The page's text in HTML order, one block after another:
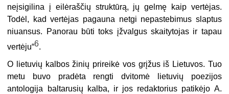
neįsigilina į eilėraščių struktūrą, jų gelmę kaip vertėjas.
Todėl, kad vertėjas pagauna netgi nepastebimus slaptus
niuansus. Panorau būti toks įžvalgus skaitytojas ir tapau
vertėju“6.
O lietuvių kalbos žinių prireikė vos grįžus iš Lietuvos. Tuo
metu buvo pradėta rengti dvitomė lietuvių poezijos
antologija baltarusių kalba, ir jos redaktorius patikėjo A.